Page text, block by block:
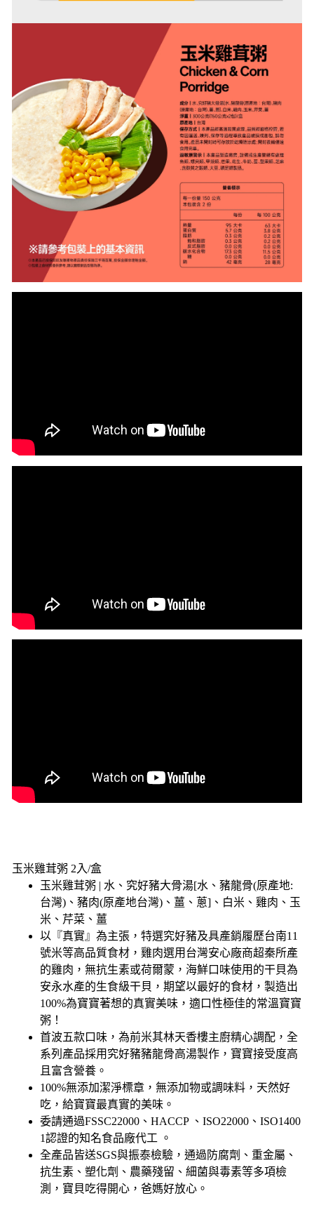
玉米雞茸粥 2入/盒
玉米雞茸粥 | 水、究好豬大骨湯[水、豬龍骨(原產地:
台灣)、豬肉(原產地台灣)、薑、蔥]、白米、雞肉、玉
米、芹菜、薑
以『真實』為主張，特選究好豬及具產銷履歷台南11
號米等高品質食材，雞肉選用台灣安心廠商超秦所產
的雞肉，無抗生素或荷爾蒙，海鮮口味使用的干貝為
安永水產的生食級干貝，期望以最好的食材，製造出
100%為寶寶著想的真實美味，適口性極佳的常溫寶寶
粥！
首波五款口味，為前米其林天香樓主廚精心調配，全
系列產品採用究好豬豬龍骨高湯製作，寶寶接受度高
且富含營養。
100%無添加潔淨標章，無添加物或調味料，天然好
吃，給寶寶最真實的美味。
委請通過FSSC22000、HACCP 、ISO22000、ISO1400
1認證的知名食品廠代工 。
全產品皆送SGS與振泰檢驗，通過防腐劑、重金屬、
抗生素、塑化劑、農藥殘留、細菌與毒素等多項檢
測，寶貝吃得開心，爸媽好放心。